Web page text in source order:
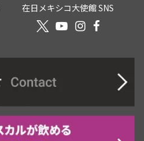
在日メキシコ大使館 SNS